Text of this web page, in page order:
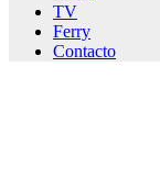
TV
Ferry
Contacto